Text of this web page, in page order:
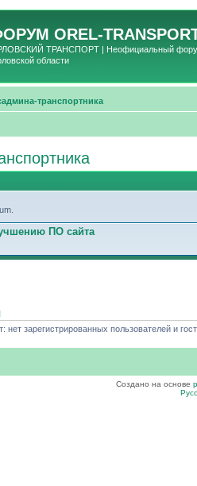
OREL-
ТРАНСПОРТ | Неофициальный форум
области
транспортника
ПО сайта
зарегистрированных пользователей и
Создано на основе